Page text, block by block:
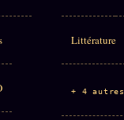
Littérature
+ 4 autres